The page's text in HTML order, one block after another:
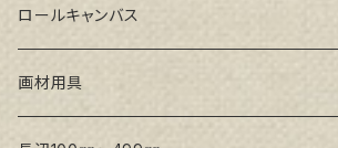
トークロ イエロー(中目)
トークロ 赤SP(中目)
シナパネル
GAERA F(中細目)
GAERA BA(中荒目)
ロールキャンバス
GAERA F(中細目) / BA(中荒目)
画材用具